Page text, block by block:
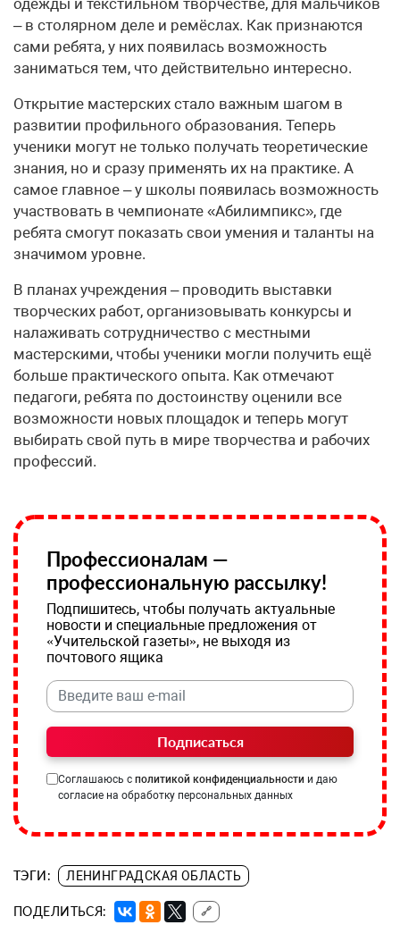
– в столярном деле и ремёслах. Как признаются
сами ребята, у них появилась возможность
заниматься тем, что действительно интересно.
Открытие мастерских стало важным шагом в
развитии профильного образования. Теперь
ученики могут не только получать теоретические
знания, но и сразу применять их на практике. А
самое главное – у школы появилась возможность
участвовать в чемпионате «Абилимпикс», где
ребята смогут показать свои умения и таланты на
значимом уровне.
В планах учреждения – проводить выставки
творческих работ, организовывать конкурсы и
налаживать сотрудничество с местными
мастерскими, чтобы ученики могли получить ещё
больше практического опыта. Как отмечают
педагоги, ребята по достоинству оценили все
возможности новых площадок и теперь могут
выбирать свой путь в мире творчества и рабочих
профессий.
Профессионалам —
профессиональную рассылку!
Подпишитесь, чтобы получать актуальные
новости и специальные предложения от
«Учительской газеты», не выходя из
почтового ящика
Подписаться
Соглашаюсь с политикой конфиденциальности и даю
согласие на обработку персональных данных
ТЭГИ: ЛЕНИНГРАДСКАЯ ОБЛАСТЬ
ПОДЕЛИТЬСЯ: 🔗